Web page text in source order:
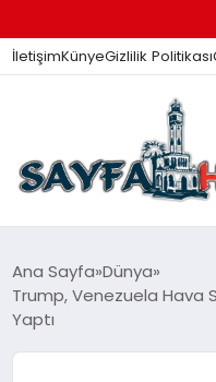
İletişimKünyeGizlilik Politikası
ANA SAYFA
GÜNDEM
Ana Sayfa Dünya
Trump, Venezuela Hava
Yaptı